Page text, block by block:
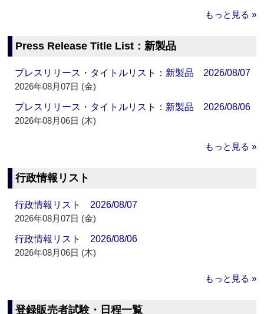
もっと見る »
Press Release Title List：新製品
プレスリリース・タイトルリスト：新製品 2026/08/07
2026年08月07日 (金)
プレスリリース・タイトルリスト：新製品 2026/08/06
2026年08月06日 (木)
もっと見る »
行政情報リスト
行政情報リスト 2026/08/07
2026年08月07日 (金)
行政情報リスト 2026/08/06
2026年08月06日 (木)
もっと見る »
登録販売者試験・日程一覧